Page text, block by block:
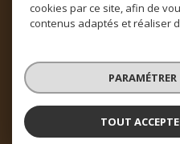
© 2026 | TOUS DROITS RÉSERVÉS |
NOS HONORAIRES
PLAN DU SITE
POLITIQUE
cookies par ce site, afin de
contenus adaptés et réaliser
PARAMÉTRER
TOUT